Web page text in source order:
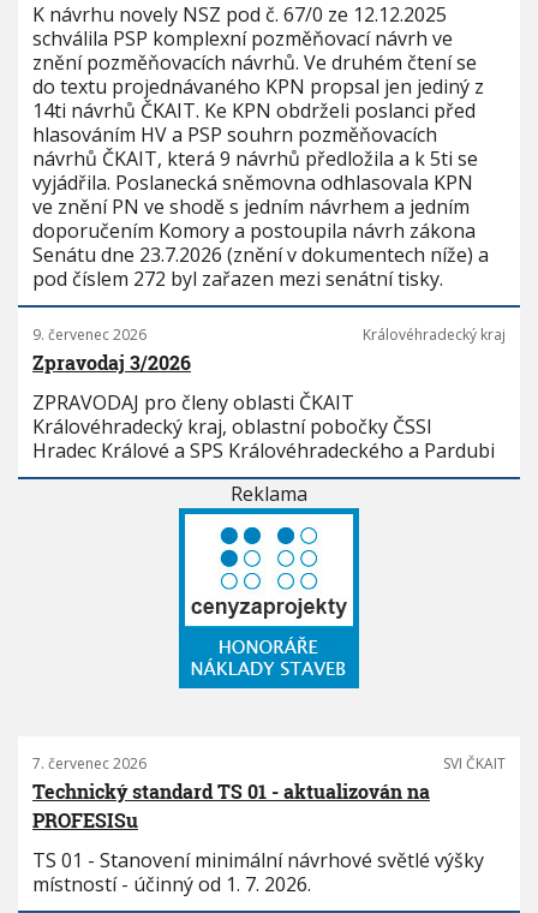
K návrhu novely NSZ pod č. 67/0 ze 12.12.2025
schválila PSP komplexní pozměňovací návrh ve
znění pozměňovacích návrhů. Ve druhém čtení se
do textu projednávaného KPN propsal jen jediný z
14ti návrhů ČKAIT. Ke KPN obdrželi poslanci před
hlasováním HV a PSP souhrn pozměňovacích
návrhů ČKAIT, která 9 návrhů předložila a k 5ti se
vyjádřila. Poslanecká sněmovna odhlasovala KPN
ve znění PN ve shodě s jedním návrhem a jedním
doporučením Komory a postoupila návrh zákona
Senátu dne 23.7.2026 (znění v dokumentech níže) a
pod číslem 272 byl zařazen mezi senátní tisky.
9. červenec 2026 Královéhradecký kraj
Zpravodaj 3/2026
ZPRAVODAJ pro členy oblasti ČKAIT
Královéhradecký kraj, oblastní pobočky ČSSI
Hradec Králové a SPS Královéhradeckého a Pardubi
Reklama
7. červenec 2026 SVI ČKAIT
Technický standard TS 01 - aktualizován na
PROFESISu
TS 01 - Stanovení minimální návrhové světlé výšky
místností - účinný od 1. 7. 2026.